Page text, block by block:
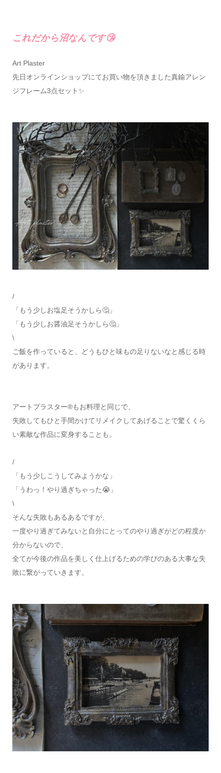
これだから沼なんです😘
Art Plaster
先日オンラインショップにてお買い物を頂きました真鍮アレン
ジフレーム3点セット✨
/
「もう少しお塩足そうかしら🤔」
「もう少しお醤油足そうかしら🤔」
\
ご飯を作っていると、どうもひと味もの足りないなと感じる時
があります。
アートプラスター®もお料理と同じで、
失敗してもひと手間かけてリメイクしてあげることで驚くくら
い素敵な作品に変身することも。
/
「もう少しこうしてみようかな」
「うわっ！やり過ぎちゃった😭」
\
そんな失敗もあるあるですが、
一度やり過ぎてみないと自分にとってのやり過ぎがどの程度か
分からないので、
全てが今後の作品を美しく仕上げるための学びのある大事な失
敗に繋がっていきます。